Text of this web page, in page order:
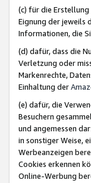
(c) für die
Eignung der jeweils
Informationen, die
(d) dafür, dass die
Verletzung oder
Markenrechte,
Einhaltung der
(e) dafür, die
Besuchern
und angemessen
in sonstiger Weise,
Werbeanzeigen
Cookies erkennen
Online-Werbung